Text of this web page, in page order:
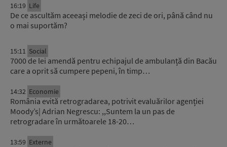
16:19 Life
De ce ascultăm aceeași melodie de zeci de ori, până când nu
o mai suportăm?
15:11 Social
7000 de lei amendă pentru echipajul de ambulanță din Bacău
care a oprit să cumpere pepeni, în timp…
14:32 Economie
România evită retrogradarea, potrivit evaluărilor agenției
Moody’s| Adrian Negrescu: ,,Suntem la un pas de
retrogradare în următoarele 18-20…
13:59 Externe